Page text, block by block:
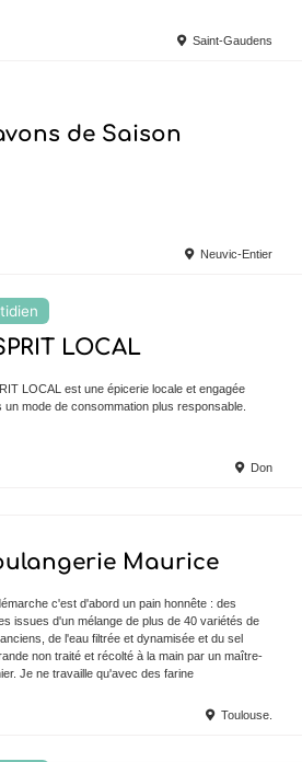
Saint-Gaudens
de Saison
Neuvic-Entier
LOCAL
LOCAL est une épicerie locale et engagée
un mode de consommation plus responsable.
Don
Maurice
c'est d'abord un pain honnête : des
issues d'un mélange de plus de 40 variétés de
de l'eau filtrée et dynamisée et du sel
non traité et récolté à la main par un maître-
Je ne travaille qu'avec des farine
Toulouse.